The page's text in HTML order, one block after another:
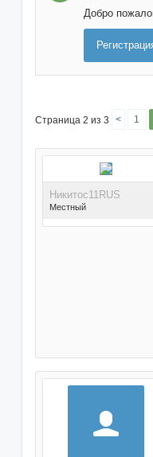
Добро
Страница 2 из 3 < 1
Никитос11RUS
Местный